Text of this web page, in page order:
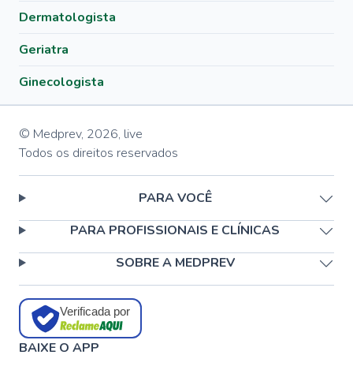
Dermatologista
Geriatra
Ginecologista
© Medprev, 2026, live
Todos os direitos reservados
PARA VOCÊ
PARA PROFISSIONAIS E CLÍNICAS
SOBRE A MEDPREV
Verificada por
BAIXE O APP